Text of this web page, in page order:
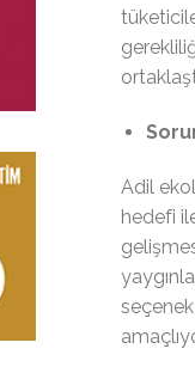
Adil
hedefi